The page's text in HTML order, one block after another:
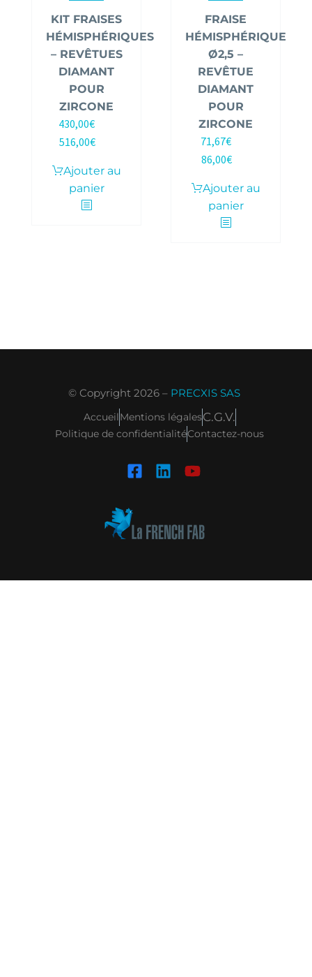
KIT FRAISES
HÉMISPHÉRIQUES
– REVÊTUES
DIAMANT
POUR
ZIRCONE
430,00€
516,00€
Ajouter au
panier
FRAISE
HÉMISPHÉRIQUE
Ø2,5 –
REVÊTUE
DIAMANT
POUR
ZIRCONE
71,67€
86,00€
Ajouter au
panier
© Copyright 2026 – PRECXIS SAS
AccueilMentions légalesC.G.V.
Politique de confidentialitéContactez-nous